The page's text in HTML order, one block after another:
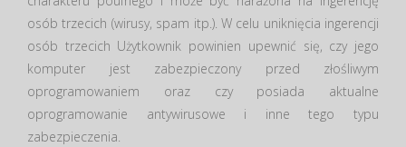
osób trzecich (wirusy, spam itp.). W celu uniknięcia ingerencji
osób trzecich Użytkownik powinien upewnić się, czy jego
komputer jest zabezpieczony przed złośliwym
oprogramowaniem oraz czy posiada aktualne
oprogramowanie antywirusowe i inne tego typu
zabezpieczenia.